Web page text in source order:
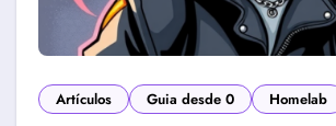
Artículos Guia desde 0 Homelab